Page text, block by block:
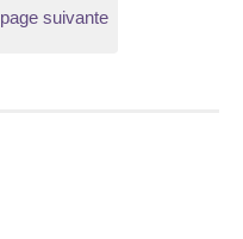
page suivante